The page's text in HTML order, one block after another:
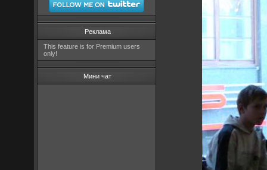
Реклама
This feature is for Premium users
only!
Мини чат